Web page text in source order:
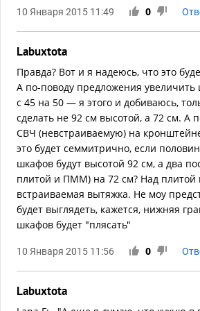
10 Января 2015 11:49 0
Labuxtota
Правда? Вот и я надеюсь, что это
А по-поводу предложения
с 45 на 50 — я этого и добиваюсь,
сделать не 92 см высотой, а 72 см. А
СВЧ (невстраиваемую) на
это будет семмитрично, если
шкафов будут высотой 92 см, а два
плитой и ПММ) на 72 см? Над плитой
встраиваемая вытяжка. Не моу
будет выглядеть, кажется, нижняя
шкафов будет "плясать"
10 Января 2015 11:56 0
Labuxtota